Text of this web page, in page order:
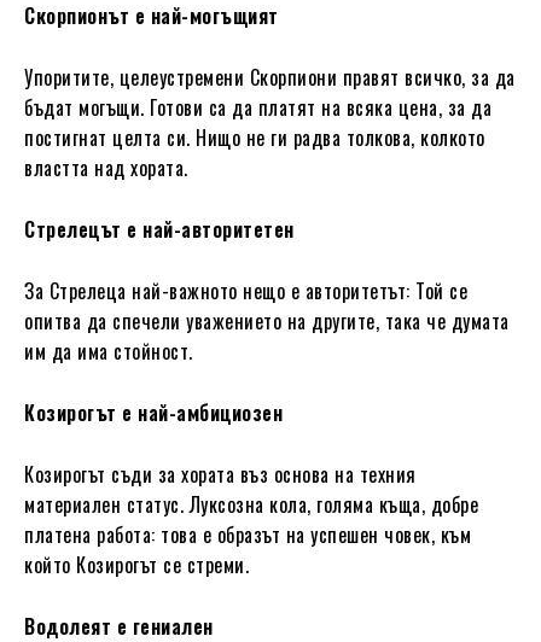
Скорпионът е най-могъщият
Упоритите, целеустремени Скорпиони правят всичко, за да
бъдат могъщи. Готови са да платят на всяка цена, за да
постигнат целта си. Нищо не ги радва толкова, колкото
властта над хората.
Стрелецът е най-авторитетен
За Стрелеца най-важното нещо е авторитетът: Той се
опитва да спечели уважението на другите, така че думата
им да има стойност.
Козирогът е най-амбициозен
Козирогът съди за хората въз основа на техния
материален статус. Луксозна кола, голяма къща, добре
платена работа: това е образът на успешен човек, към
който Козирогът се стреми.
Водолеят е гениален